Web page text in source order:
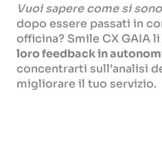
Vuoi sapere come si
dopo essere passati in
officina? Smile CX GAIA
loro feedback in
concentrarti sull’analisi
migliorare il tuo servizio.